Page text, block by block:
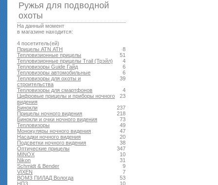
Ружья для подводной
оxоты
На данный момент
в магазине находится:
4 посетитель(ей)
8
Прицелы ATN АТН
51
Тепловизионные прицелы
4
Тепловизионные прицелы Trail (Трэйл)
6
Тепловизоры Guide Гайд
6
Тепловизоры автомобильные
39
Тепловизоры для охоты и
строительства
4
Тепловизоры для смартфонов
23
Цифровые прицелы и приборы ночного
видения
237
Бинокли
218
Прицелы ночного видения
73
Бинокли и очки ночного видения
49
Тепловизоры
47
Монокуляры ночного видения
20
Насадки ночного видения
38
Подсветки ночного видения
347
Оптические прицелы
10
MINOX
31
Nikon
9
Schmidt & Bender
7
VIXEN
53
ВОМЗ ПИЛАД Вологда
10
НПЗ